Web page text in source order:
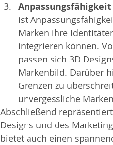
ist
Marken ihre
integrieren können.
passen sich 3D
Markenbild. Darüber
Grenzen zu
unvergessliche
Abschließend
Designs und des
bietet auch einen